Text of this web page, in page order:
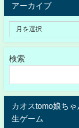
アーカイブ
検索
カオスtomo娘ち
生ゲーム